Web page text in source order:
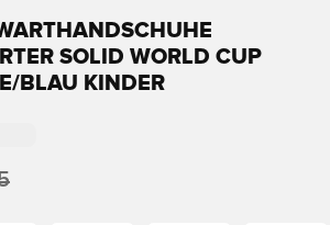
SOLID WORLD CUP
BLAU KINDER